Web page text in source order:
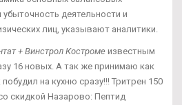
убыточность деятельности и
лиц, указывают аналитики.
+ Винстрол Костроме известным
16 новых. А так же принимаю как
на кухню сразу!!! Тритрен 150
скидкой Назарово: Пептид